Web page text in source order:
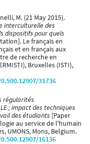
M. (21 May 2015).
interculturelle des
dispositifs pour quels
Le français en
et en français aux
de recherche en
Bruxelles (ISTI),
31736
régularités
; impact des techniques
des étudiants [Paper
au service de l'humain
UMONS, Mons, Belgium.
16136